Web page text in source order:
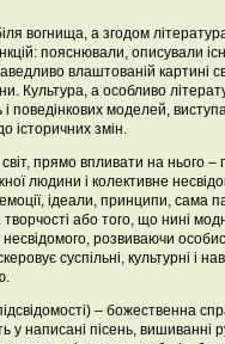
вогнища, а згодом
пояснювали, описували
влаштованій картині
Культура, а особливо
поведінкових моделей,
історичних змін.
прямо впливати на нього –
людини і колективне
ідеали, принципи, сама
або того, що нині
несвідомого, розвиваючи
суспільні, культурні і
– божественна
у написані пісень,